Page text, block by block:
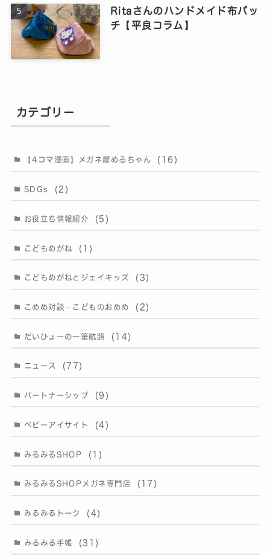
Ritaさんのハンドメイド布パッ
チ【平良コラム】
カテゴリー
【4コマ漫画】メガネ屋めるちゃん (16)
SDGs (2)
お役立ち情報紹介 (5)
こどもめがね (1)
こどもめがねとジェイキッズ (3)
こめめ対談－こどものおめめ (2)
だいひょーの一筆航路 (14)
ニュース (77)
パートナーシップ (9)
ベビーアイサイト (4)
みるみるSHOP (1)
みるみるSHOPメガネ専門店 (17)
みるみるトーク (4)
みるみる手帳 (31)